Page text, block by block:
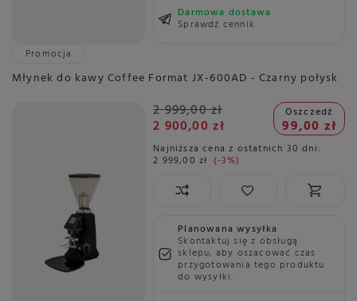
Darmowa dostawa
Sprawdź cennik
Promocja
Młynek do kawy Coffee Format JX-600AD - Czarny połysk
2 999,00 zł
2 900,00 zł
Oszczedź
99,00 zł
Najniższa cena z ostatnich 30 dni:
2 999,00 zł -3%
Planowana wysyłka
Skontaktuj się z obsługą
sklepu, aby oszacować czas
przygotowania tego produktu
do wysyłki.